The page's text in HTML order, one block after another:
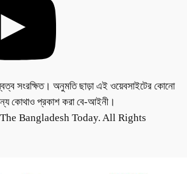
সংরক্ষিত। অনুমতি ছাড়া এই ওয়েবসাইটের কোনো
কোথাও প্রকাশ করা বে-আইনী।
Bangladesh Today. All Rights